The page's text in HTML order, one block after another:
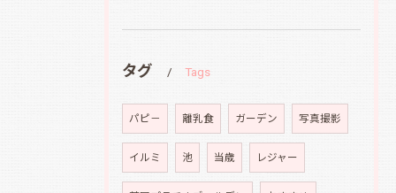
タグ Tags
パピ－ 離乳食 ガーデン 写真撮影
イルミ 池 当歳 レジャー